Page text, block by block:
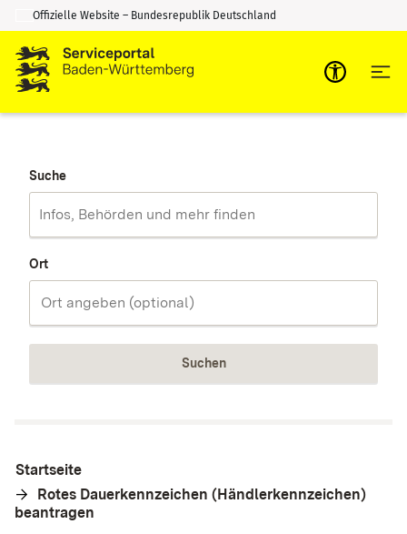
Zum Inhalt springen
Zur Suche springen
Offizielle Website – Bundesrepublik Deutschland
Suche
Ort
Suchen
Startseite
Rotes Dauerkennzeichen (Händlerkennzeichen)
beantragen